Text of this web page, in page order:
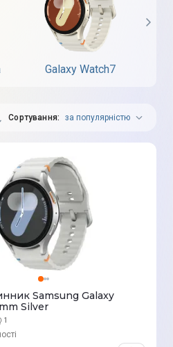
Galaxy Watch7
Сортування за популярністю
Samsung Galaxy
Silver
1